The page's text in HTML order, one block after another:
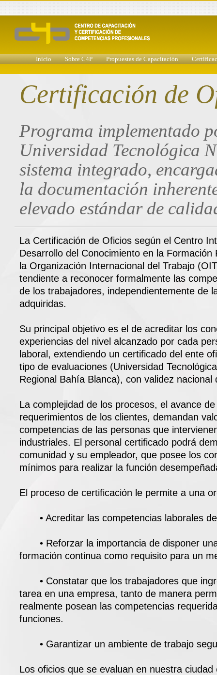
Inicio Sobre C4P Propuestas de Capacitación
Certificación de
Programa implementado
Universidad Tecnológica
sistema integrado,
la documentación
elevado estándar de
La Certificación de Oficios según el Centro
Desarrollo del Conocimiento en la
la Organización Internacional del Trabajo
tendiente a reconocer formalmente las
de los trabajadores, independientemente de
adquiridas.
Su principal objetivo es el de acreditar los
experiencias del nivel alcanzado por cada
laboral, extendiendo un certificado del ente
tipo de evaluaciones (Universidad
Regional Bahía Blanca), con validez
La complejidad de los procesos, el avance
requerimientos de los clientes, demandan
competencias de las personas que
industriales. El personal certificado podrá
comunidad y su empleador, que posee los
mínimos para realizar la función
El proceso de certificación le permite a una
• Acreditar las competencias laborales
• Reforzar la importancia de disponer
formación continua como requisito para un
• Constatar que los trabajadores que
tarea en una empresa, tanto de manera
realmente posean las competencias
funciones.
• Garantizar un ambiente de trabajo
Los oficios que se evaluan en nuestra ciudad